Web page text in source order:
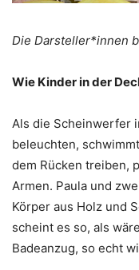
Die Darsteller*innen
Wie Kinder in der
Als die Scheinwerfer
beleuchten,
dem Rücken treiben,
Armen. Paula und
Körper aus Holz und
scheint es so, als
Badeanzug, so echt